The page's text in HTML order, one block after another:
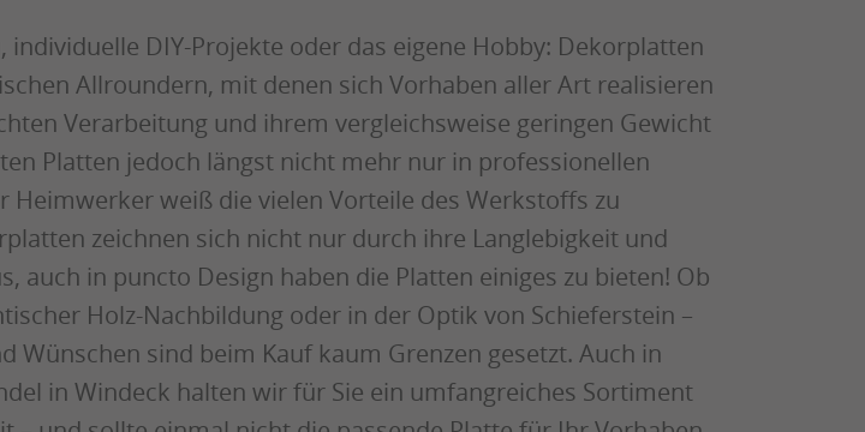
individuelle DIY-Projekte oder das eigene Hobby: Dekorplatten
Allroundern, mit denen sich Vorhaben aller Art realisieren
Verarbeitung und ihrem vergleichsweise geringen Gewicht
Platten jedoch längst nicht mehr nur in professionellen
Heimwerker weiß die vielen Vorteile des Werkstoffs zu
zeichnen sich nicht nur durch ihre Langlebigkeit und
auch in puncto Design haben die Platten einiges zu bieten! Ob
Holz-Nachbildung oder in der Optik von Schieferstein –
Wünschen sind beim Kauf kaum Grenzen gesetzt. Auch in
in Windeck halten wir für Sie ein umfangreiches Sortiment